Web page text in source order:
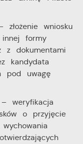
złożenie wniosku
formy
z dokumentami
kandydata
pod uwagę
weryfikacja
o przyjęcie
promocyjne
trzecich lub
innych
charakterze
w postaci